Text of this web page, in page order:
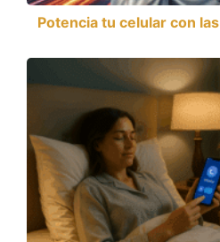
Potencia tu celular con